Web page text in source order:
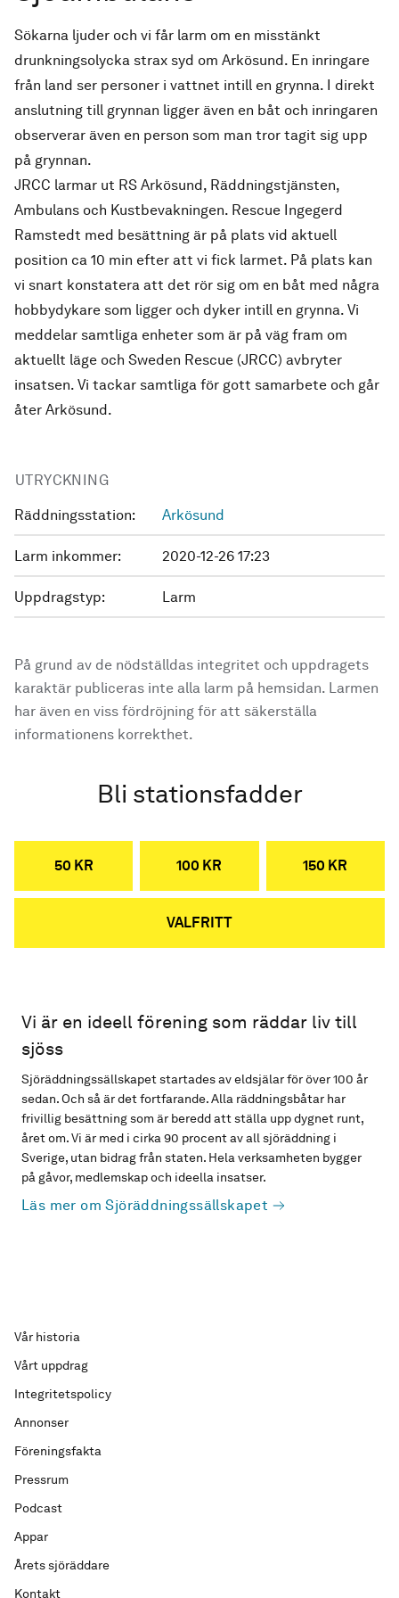
Sökarna ljuder och vi får larm om en misstänkt
drunkningsolycka strax syd om Arkösund. En inringare
från land ser personer i vattnet intill en grynna. I direkt
anslutning till grynnan ligger även en båt och inringaren
observerar även en person som man tror tagit sig upp
på grynnan.
JRCC larmar ut RS Arkösund, Räddningstjänsten,
Ambulans och Kustbevakningen. Rescue Ingegerd
Ramstedt med besättning är på plats vid aktuell
position ca 10 min efter att vi fick larmet. På plats kan
vi snart konstatera att det rör sig om en båt med några
hobbydykare som ligger och dyker intill en grynna. Vi
meddelar samtliga enheter som är på väg fram om
aktuellt läge och Sweden Rescue (JRCC) avbryter
insatsen. Vi tackar samtliga för gott samarbete och går
åter Arkösund.
UTRYCKNING
Räddningsstation: Arkösund
Larm inkommer: 2020-12-26 17:23
Uppdragstyp: Larm
På grund av de nödställdas integritet och uppdragets
karaktär publiceras inte alla larm på hemsidan. Larmen
har även en viss fördröjning för att säkerställa
informationens korrekthet.
Bli stationsfadder
50 KR 100 KR 150 KR
VALFRITT
Vi är en ideell förening som räddar liv till
sjöss
Sjöräddningssällskapet startades av eldsjälar för över 100 år
sedan. Och så är det fortfarande. Alla räddningsbåtar har
frivillig besättning som är beredd att ställa upp dygnet runt,
året om. Vi är med i cirka 90 procent av all sjöräddning i
Sverige, utan bidrag från staten. Hela verksamheten bygger
på gåvor, medlemskap och ideella insatser.
Läs mer om Sjöräddningssällskapet
Vår historia
Vårt uppdrag
Integritetspolicy
Annonser
Föreningsfakta
Pressrum
Podcast
Appar
Årets sjöräddare
Kontakt